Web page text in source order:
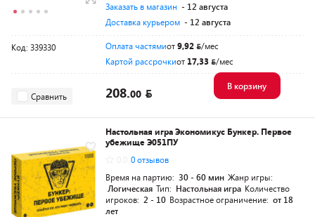
Заказать в магазин - 12 августа
Доставка курьером - 12 августа
Код: 339330 Оплата частямиот9,92
/мес
Картой рассрочкиот 17,33 /мес
Сравнить 208.00
В корзину
Настольная игра Экономикус Бункер. Первое
убежище Э051ПУ
0 отзывов
Время на партию: 30 - 60 мин Жанр игры:
Логическая Тип: Настольная игра Количество
игроков: 2 - 10 Возрастное ограничение: от 18
лет